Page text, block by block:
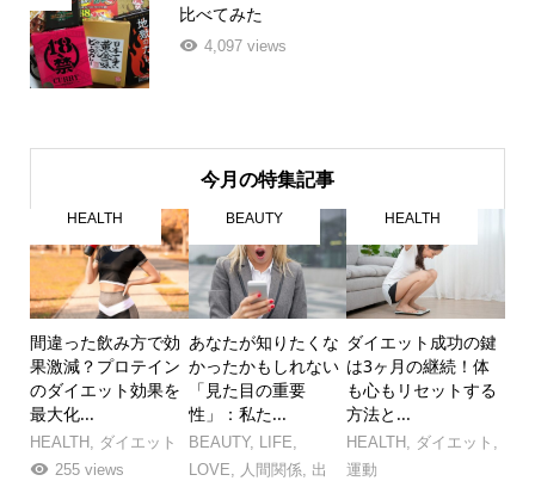
比べてみた
4,097 views
今月の特集記事
間違った飲み方で効
果激減？プロテイン
のダイエット効果を
最大化...
HEALTH , ダイエット
255 views
HEALTH
あなたが知りたくな
かったかもしれない
「見た目の重要
性」：私た...
BEAUTY, LIFE,
LOVE, 人間関係, 出
BEAUTY
ダイエット成功の鍵
は3ヶ月の継続！体
も心もリセットする
方法と...
HEALTH , ダイエット ,
運動
HEALTH